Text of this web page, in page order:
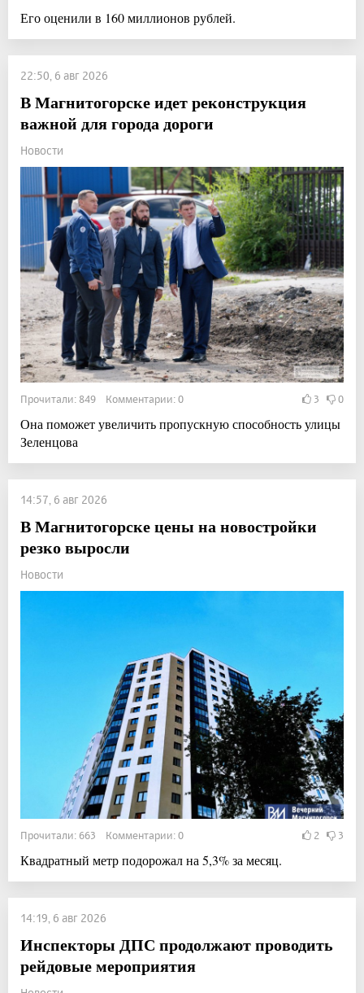
Его оценили в 160 миллионов рублей.
22:50, 6 авг 2026
В Магнитогорске идет реконструкция
важной для города дороги
Новости
Прочитали: 849 Комментарии: 0 3 0
Она поможет увеличить пропускную способность улицы
Зеленцова
14:57, 6 авг 2026
В Магнитогорске цены на новостройки
резко выросли
Новости
Прочитали: 663 Комментарии: 0 2 3
Квадратный метр подорожал на 5,3% за месяц.
14:19, 6 авг 2026
Инспекторы ДПС продолжают проводить
рейдовые мероприятия